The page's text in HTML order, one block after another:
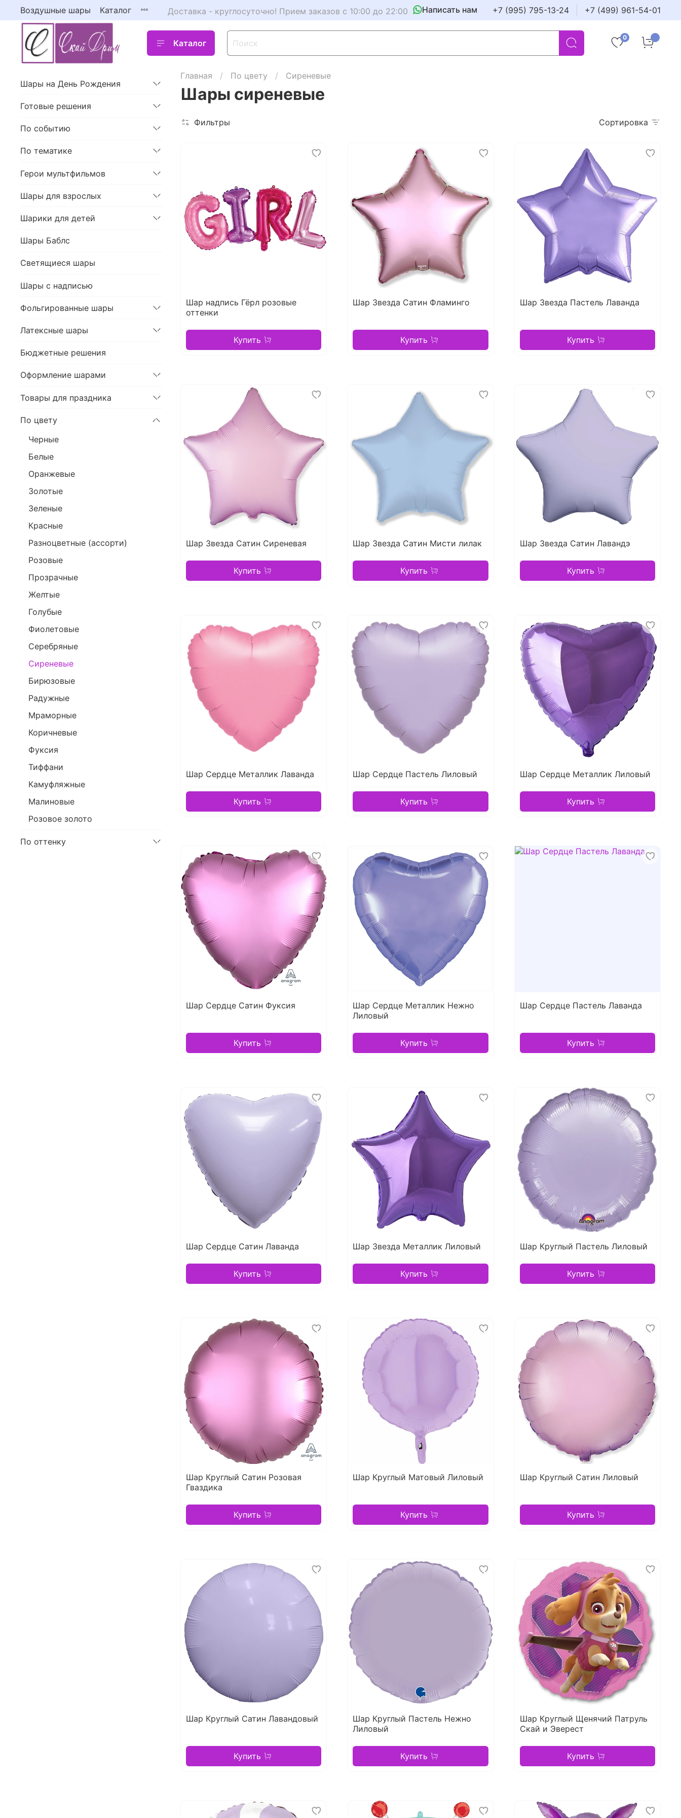
Воздушные шары Каталог Доставка - круглосуточно! Прием заказов с 10:00 до 22:00 Написать нам +7 (995) 795-13-24 +7 (499) 961-54-01
Каталог
0
Главная По цвету Сиреневые
Шары сиреневые
Фильтры Сортировка
Шар надпись Гёрл розовые
оттенки
Купить
Шар Звезда Сатин Фламинго
Купить
Шар Звезда Пастель Лаванда
Купить
Шар Звезда Сатин Сиреневая
Купить
Шар Звезда Сатин Мисти лилак
Купить
Шар Звезда Сатин Лавандэ
Купить
Шар Сердце Металлик Лаванда
Купить
Шар Сердце Пастель Лиловый
Купить
Шар Сердце Металлик Лиловый
Купить
Шар Сердце Сатин Фуксия
Купить
Шар Сердце Металлик Нежно
Лиловый
Купить
Шар Сердце Пастель Лаванда
Купить
Шар Сердце Сатин Лаванда
Купить
Шар Звезда Металлик Лиловый
Купить
Шар Круглый Пастель Лиловый
Купить
Шар Круглый Сатин Розовая
Гваздика
Купить
Шар Круглый Матовый Лиловый
Купить
Шар Круглый Сатин Лиловый
Купить
Шар Круглый Сатин Лавандовый
Купить
Шар Круглый Пастель Нежно
Лиловый
Купить
Шар Круглый Щенячий Патруль
Скай и Эверест
Купить
Шары на День Рождения
Готовые решения
По событию
По тематике
Герои мультфильмов
Шары для взрослых
Шарики для детей
Шары Баблс
Светящиеся шары
Шары с надписью
Фольгированные шары
Латексные шары
Бюджетные решения
Оформление шарами
Товары для праздника
По цвету
Черные
Белые
Оранжевые
Золотые
Зеленые
Красные
Разноцветные (ассорти)
Розовые
Прозрачные
Желтые
Голубые
Фиолетовые
Серебряные
Сиреневые
Бирюзовые
Радужные
Мраморные
Коричневые
Фуксия
Тиффани
Камуфляжные
Малиновые
Розовое золото
По оттенку